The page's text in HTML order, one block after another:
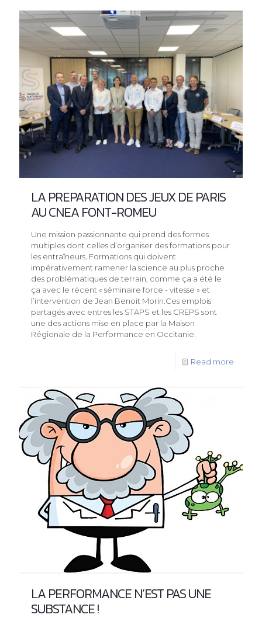
LA PREPARATION DES JEUX DE PARIS
AU CNEA FONT-ROMEU
Une mission passionnante qui prend des formes
multiples dont celles d’organiser des formations pour
les entraîneurs. Formations qui doivent
impérativement ramener la science au plus proche
des problématiques de terrain, comme ça a été le
ça avec le récent « séminaire force - vitesse » et
l’intervention de Jean Benoit Morin.Ces emplois
partagés avec entres les STAPS et les CREPS sont
une des actions mise en place par la Maison
Régionale de la Performance en Occitanie.
Read more
LA PERFORMANCE N’EST PAS UNE
SUBSTANCE !